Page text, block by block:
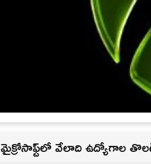
మైక్రోసాఫ్ట్‌లో వేలాది ఉద్యోగాల